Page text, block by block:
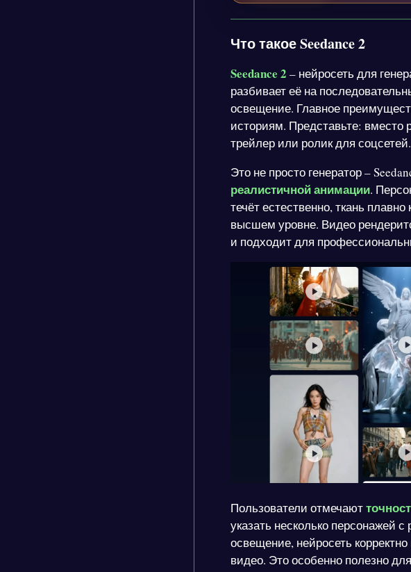
Что такое Seedance 2
Seedance 2 – нейросеть для
разбивает её на
освещение. Главное
историям. Представьте: вместо
трейлер или ролик для соцсетей.
Это не просто генератор –
реалистичной анимации.
течёт естественно, ткань
высшем уровне. Видео
и подходит для
Пользователи отмечают
указать несколько персонажей
освещение, нейросеть
видео. Это особенно полезно